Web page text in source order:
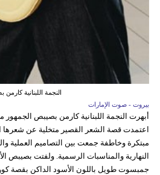
النجمة اللبنانية
بيروت - صوت الإمارات
أبهرت النجمة اللبنانية كارمن بصيبص
اعتمدت قصة الشعر القصير متخلية عن شعرها
مبتكرة وخاطفة جمعت بين التصاميم العملية
النهارية والمناسبات الرسمية. ولفتت بصيبص
جمبسوت طويل باللون الأسود الداكن بقصة